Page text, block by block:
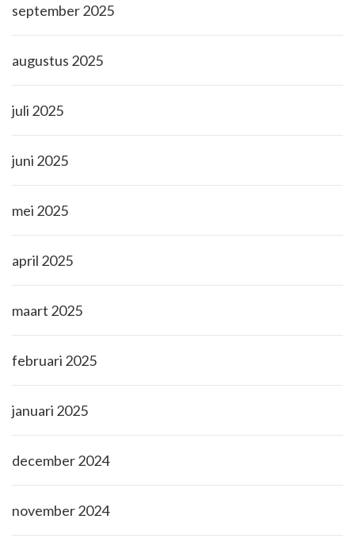
september 2025
augustus 2025
juli 2025
juni 2025
mei 2025
april 2025
maart 2025
februari 2025
januari 2025
december 2024
november 2024